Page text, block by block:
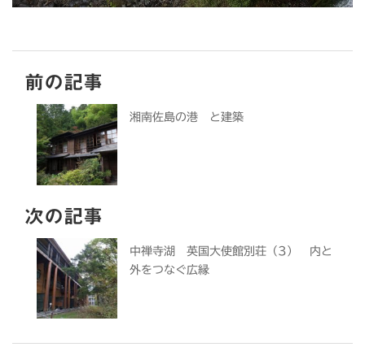
前の記事
湘南佐島の港 と建築
次の記事
中禅寺湖 英国大使館別荘（3） 内と
外をつなぐ広縁